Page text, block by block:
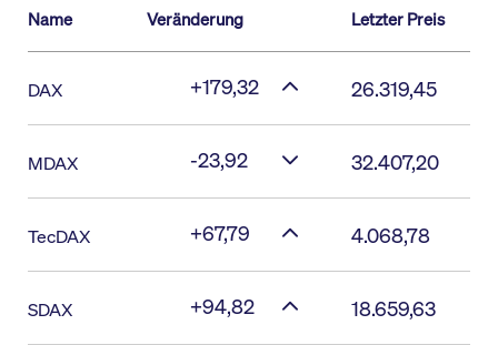
Name Veränderung Letzter Preis
DAX +179,32 26.319,45
MDAX -23,92 32.407,20
TecDAX +67,79 4.068,78
SDAX +94,82 18.659,63